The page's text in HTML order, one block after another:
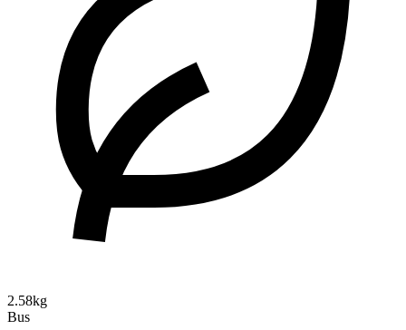
2.58kg
Bus